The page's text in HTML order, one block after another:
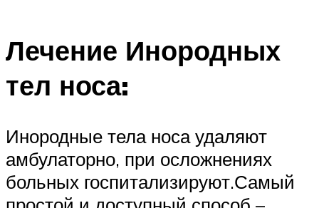
Лечение Инородных
тел носа:
Инородные тела носа удаляют
амбулаторно, при осложнениях
больных госпитализируют.Самый